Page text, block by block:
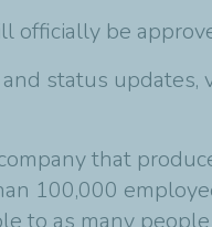
officially be
status
that
100,000